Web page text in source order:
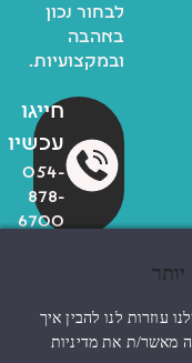
לבחור נכון
באהבה
ובמקצועיות.
חייגו
עכשיו
054-
878-
6700
יותר
עוזרות לנו להבין איך
מאשר/ת את מדיניות